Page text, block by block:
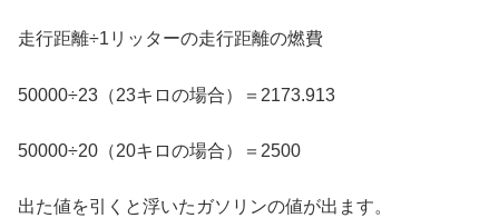
走行距離÷1リッターの走行距離の燃費
50000÷23（23キロの場合）＝2173.913
50000÷20（20キロの場合）＝2500
出た値を引くと浮いたガソリンの値が出ます。